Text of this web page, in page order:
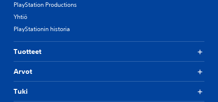
PlayStation Productions
Yhtiö
PlayStationin historia
Tuotteet
Arvot
Tuki